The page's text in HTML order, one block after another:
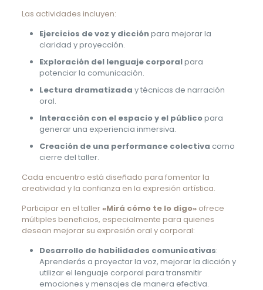
Las actividades incluyen:
Ejercicios de voz y dicciónpara mejorar la
claridad y proyección.
Exploración del lenguaje corporalpara
potenciar la comunicación.
Lectura dramatizada y técnicas de narración
oral.
Interacción con el espacio y el públicopara
generar una experiencia inmersiva.
Creación de una performance colectiva como
cierre del taller.
Cada encuentro está diseñado para fomentar la
creatividad y la confianza en la expresión artística.
Participar en el taller «Mirá cómo te lo digo»ofrece
múltiples beneficios, especialmente para quienes
desean mejorar su expresión oral y corporal:
Desarrollo de habilidades comunicativas:
Aprenderás a proyectar la voz, mejorar la dicción y
utilizar el lenguaje corporal para transmitir
emociones y mensajes de manera efectiva.